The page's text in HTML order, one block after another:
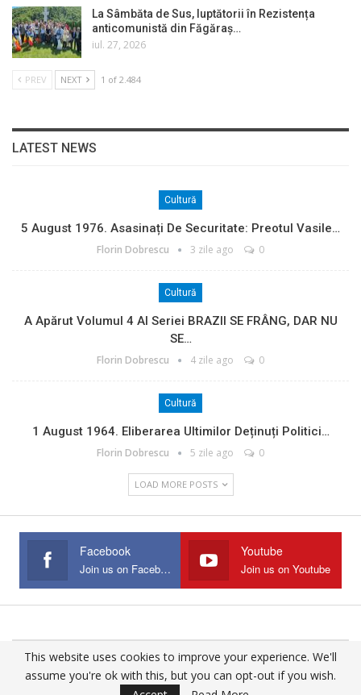
La Sâmbăta de Sus, luptătorii în Rezistența
anticomunistă din Făgăraș…
iul. 27, 2026
PREV NEXT 1 of 2.484
LATEST NEWS
Cultură
5 August 1976. Asasinați De Securitate: Preotul Vasile…
Florin Dobrescu 3 zile ago 0
Cultură
A Apărut Volumul 4 Al Seriei BRAZII SE FRÂNG, DAR NU
SE…
Florin Dobrescu 4 zile ago 0
Cultură
1 August 1964. Eliberarea Ultimilor Deținuți Politici…
Florin Dobrescu 5 zile ago 0
LOAD MORE POSTS
Facebook
Join us on Facebook
Youtube
Join us on Youtube
© 2025 - All Rights Reserved.
Website Design:
This website uses cookies to improve your experience. We'll
assume you're ok with this, but you can opt-out if you wish.